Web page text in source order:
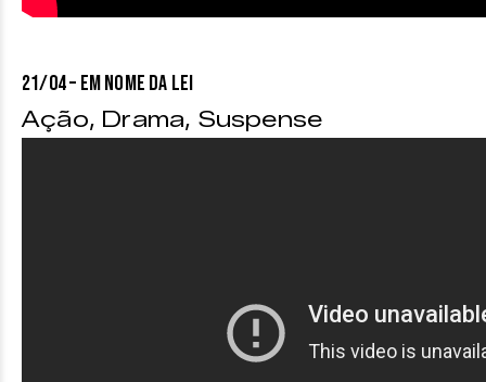
21/04 – EM NOME DA LEI
Ação, Drama, Suspense